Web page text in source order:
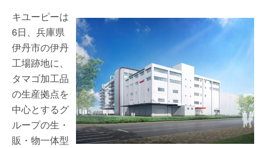
キユーピーは
6日、兵庫県
伊丹市の伊丹
工場跡地に、
タマゴ加工品
の生産拠点を
中心とするグ
ループの生・
販・物一体型